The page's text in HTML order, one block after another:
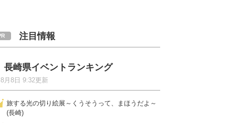
注目情報
長崎県イベントランキング
8月8日 9:32更新
旅する光の切り絵展～くうそうって、まほうだよ～
(長崎)